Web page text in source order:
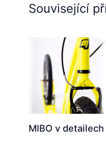
Související
MIBO v detailech